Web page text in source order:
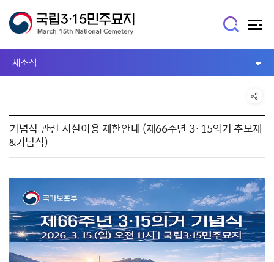
새소식
기념식 관련 시설이용 제한안내 (제66주년 3·15의거 추모제
&기념식)